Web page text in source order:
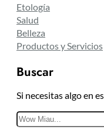
Etología
Salud
Belleza
Productos y Servicios
Buscar
Si necesitas algo en